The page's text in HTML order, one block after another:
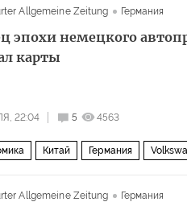
Allgemeine Zeitung
Германия
эпохи немецкого
карты
22:04 5 4563
Китай Германия
Allgemeine Zeitung Германия